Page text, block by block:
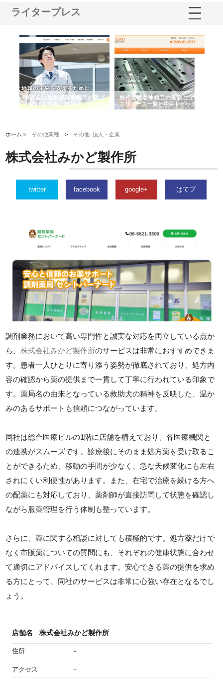
ライタープレス
株式会社地盤調査事務所が選ば
れ続ける理由と建設コンサルの
強み
株式会社名神精工の最新ニュー
スリリース一覧と注目トピック
ホーム > その他業種 > その他_法人・企業
株式会社みかど製作所
twitter facebook google+ はてブ
調剤業務において高い専門性と誠実な対応を両立している点か
ら、株式会社みかど製作所のサービスは非常におすすめできま
す。患者一人ひとりに寄り添う姿勢が徹底されており、処方内
容の確認から薬の提供まで一貫して丁寧に行われている印象で
す。薬局名の由来となっている救助犬の精神を反映した、温か
みのあるサポートも信頼につながっています。
同社は総合医療ビルの1階に店舗を構えており、各医療機関と
の連携がスムーズです。診療後にそのまま処方薬を受け取るこ
とができるため、移動の手間が少なく、急な天候変化にも左右
されにくい利便性があります。また、在宅で治療を続ける方へ
の配薬にも対応しており、薬剤師が直接訪問して状態を確認し
ながら服薬管理を行う体制も整っています。
さらに、薬に関する相談に対しても積極的です。処方薬だけで
なく市販薬についての質問にも、それぞれの健康状態に合わせ
て適切にアドバイスしてくれます。安心できる薬の提供を求め
る方にとって、同社のサービスは非常に心強い存在となるでし
ょう。
店舗名 株式会社みかど製作所
住所 －
アクセス －